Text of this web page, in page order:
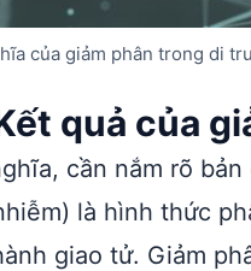
của giảm phân trong di
quả của
cần nắm rõ
là hình thức
giao tử. Giảm